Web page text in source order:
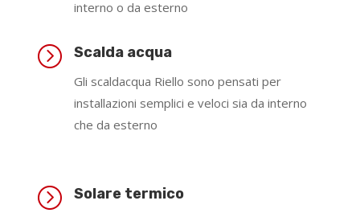
interno o da esterno
= Scalda acqua
Gli scaldacqua Riello sono pensati per
installazioni semplici e veloci sia da interno
che da esterno
= Solare termico